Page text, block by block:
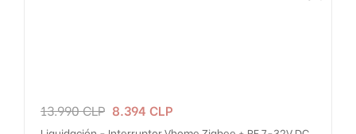
Precio
13.990 CLP Precio
8.394 CLP